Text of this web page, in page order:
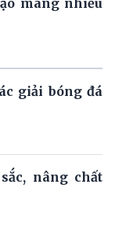
mang nhiều
giải bóng đá
nâng chất